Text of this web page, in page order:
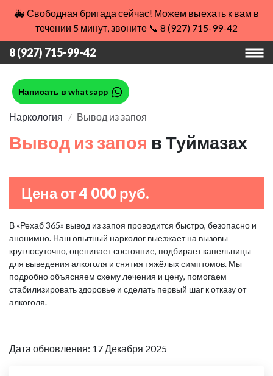
🚑 Свободная бригада сейчас! Можем выехать к вам в
течении 5 минут, звоните 📞 8 (927) 715-99-42
8 (927) 715-99-42
Написать в whatsapp
Наркология Вывод из запоя
Вывод из запоя в Туймазах
Цена от 4 000 руб.
В «Рехаб 365» вывод из запоя проводится быстро, безопасно и
анонимно. Наш опытный нарколог выезжает на вызовы
круглосуточно, оценивает состояние, подбирает капельницы
для выведения алкоголя и снятия тяжёлых симптомов. Мы
подробно объясняем схему лечения и цену, помогаем
стабилизировать здоровье и сделать первый шаг к отказу от
алкоголя.
Дата обновления: 17 Декабря 2025